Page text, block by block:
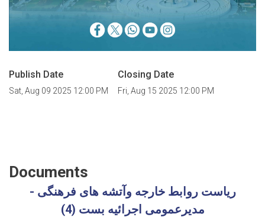
Publish Date
Sat, Aug 09 2025 12:00 PM
Closing Date
Fri, Aug 15 2025 12:00 PM
Documents
ریاست روابط خارجه وآتشه های فرهنگی -
مدیرعمومی اجرائیه بست (4)